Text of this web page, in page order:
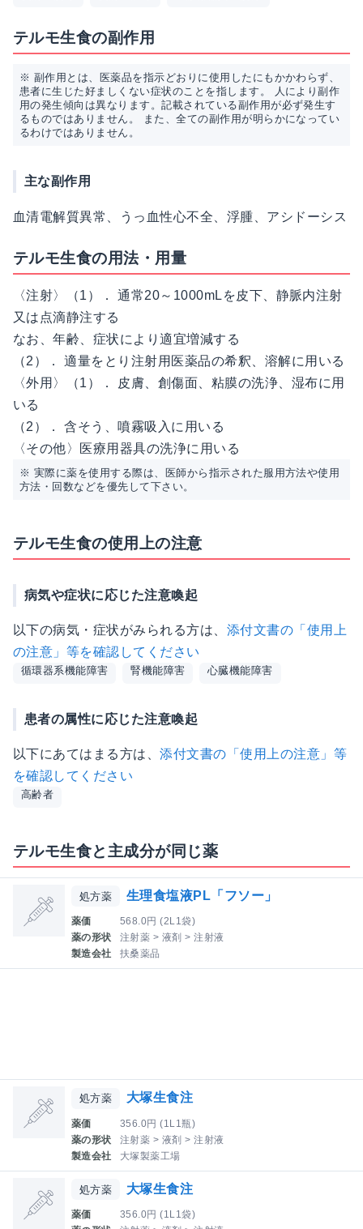
テルモ生食の副作用
※ 副作用とは、医薬品を指示どおりに使用したにもかかわらず、
患者に生じた好ましくない症状のことを指します。 人により副作
用の発生傾向は異なります。記載されている副作用が必ず発生す
るものではありません。 また、全ての副作用が明らかになってい
るわけではありません。
主な副作用
血清電解質異常、うっ血性心不全、浮腫、アシドーシス
テルモ生食の用法・用量
〈注射〉（1）． 通常20～1000mLを皮下、静脈内注射
又は点滴静注する
なお、年齢、症状により適宜増減する
（2）． 適量をとり注射用医薬品の希釈、溶解に用いる
〈外用〉（1）． 皮膚、創傷面、粘膜の洗浄、湿布に用
いる
（2）． 含そう、噴霧吸入に用いる
〈その他〉医療用器具の洗浄に用いる
※ 実際に薬を使用する際は、医師から指示された服用方法や使用
方法・回数などを優先して下さい。
テルモ生食の使用上の注意
病気や症状に応じた注意喚起
以下の病気・症状がみられる方は、 添付文書の「使用上
の注意」等を確認してください
循環器系機能障害 腎機能障害 心臓機能障害
患者の属性に応じた注意喚起
以下にあてはまる方は、添付文書の「使用上の注意」等
を確認してください
高齢者
テルモ生食と主成分が同じ薬
処方薬 生理食塩液PL「フソー」
薬価
568.0円 (2L1袋)
薬の形状
注射薬 > 液剤 > 注射液
製造会社
扶桑薬品
処方薬 大塚生食注
薬価
356.0円 (1L1瓶)
薬の形状
注射薬 > 液剤 > 注射液
製造会社
大塚製薬工場
処方薬 大塚生食注
薬価
356.0円 (1L1袋)